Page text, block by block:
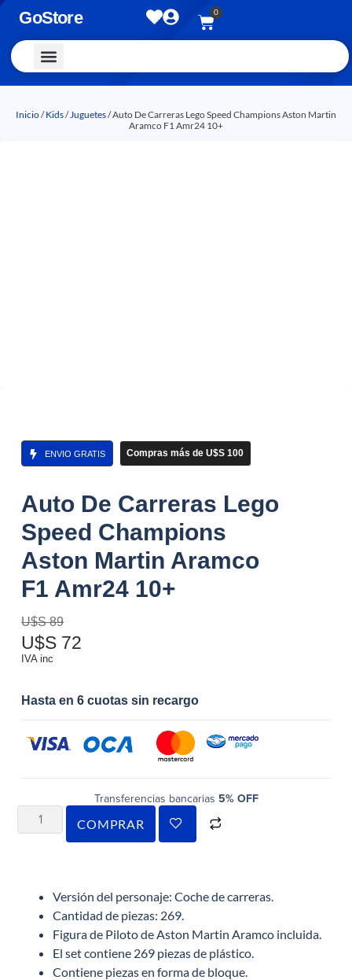
GoStore 0
Inicio/Kids/Juguetes/ Auto De Carreras Lego Speed Champions Aston Martin
Aramco F1 Amr24 10+
ENVIO GRATIS Compras más de U$S 100
Auto De Carreras Lego
Speed Champions
Aston Martin Aramco
F1 Amr24 10+
U$S89
U$S 72
IVA inc
Hasta en 6 cuotas sin recargo
Transferencias bancarias 5% OFF
COMPRAR
Versión del personaje: Coche de carreras.
Cantidad de piezas: 269.
Figura de Piloto de Aston Martin Aramco incluida.
El set contiene 269 piezas de plástico.
Contiene piezas en forma de bloque.